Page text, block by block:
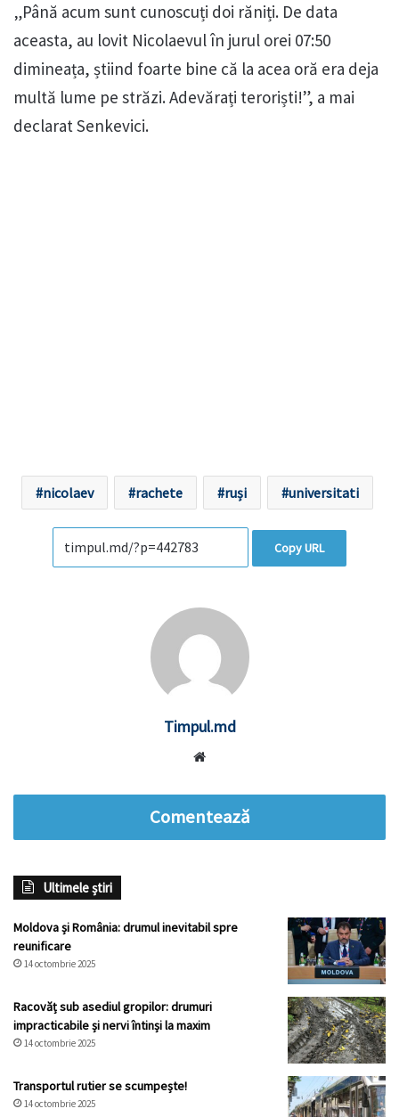
„Până acum sunt cunoscuți doi răniți. De data
aceasta, au lovit Nicolaevul în jurul orei 07:50
dimineața, știind foarte bine că la acea oră era deja
multă lume pe străzi. Adevărați teroriști!”, a mai
declarat Senkevici.
nicolaev rachete ruși universitati
Copy URL
Timpul.md
Comentează
Ultimele știri
Moldova și România: drumul inevitabil spre
reunificare
14 octombrie 2025
Racovăț sub asediul gropilor: drumuri
impracticabile și nervi întinși la maxim
14 octombrie 2025
Transportul rutier se scumpește!
14 octombrie 2025